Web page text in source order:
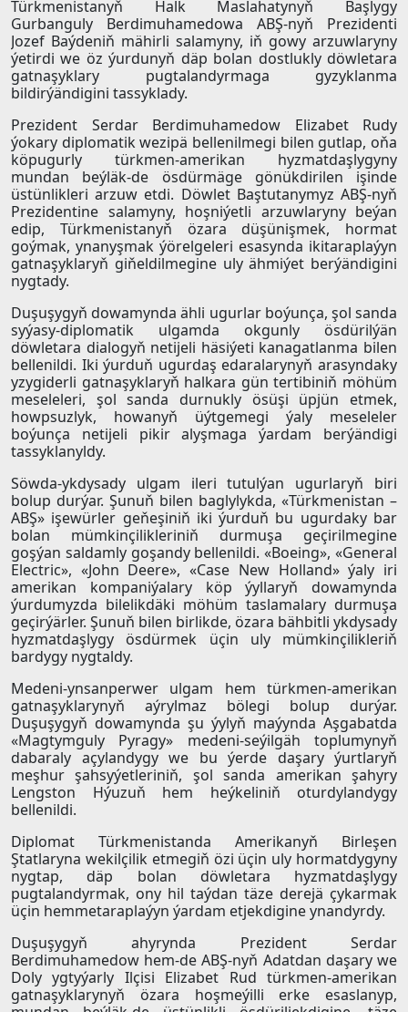
Türkmenistanyň Halk Maslahatynyň Başlygy
Gurbanguly Berdimuhamedowa ABŞ-nyň Prezidenti
Jozef Baýdeniň mähirli salamyny, iň gowy arzuwlaryny
ýetirdi we öz ýurdunyň däp bolan dostlukly döwletara
gatnaşyklary pugtalandyrmaga gyzyklanma
bildirýändigini tassyklady.
Prezident Serdar Berdimuhamedow Elizabet Rudy
ýokary diplomatik wezipä bellenilmegi bilen gutlap, oňa
köpugurly türkmen-amerikan hyzmatdaşlygyny
mundan beýläk-de ösdürmäge gönükdirilen işinde
üstünlikleri arzuw etdi. Döwlet Baştutanymyz ABŞ-nyň
Prezidentine salamyny, hoşniýetli arzuwlaryny beýan
edip, Türkmenistanyň özara düşünişmek, hormat
goýmak, ynanyşmak ýörelgeleri esasynda ikitaraplaýyn
gatnaşyklaryň giňeldilmegine uly ähmiýet berýändigini
nygtady.
Duşuşygyň dowamynda ähli ugurlar boýunça, şol sanda
syýasy-diplomatik ulgamda okgunly ösdürilýän
döwletara dialogyň netijeli häsiýeti kanagatlanma bilen
bellenildi. Iki ýurduň ugurdaş edaralarynyň arasyndaky
yzygiderli gatnaşyklaryň halkara gün tertibiniň möhüm
meseleleri, şol sanda durnukly ösüşi üpjün etmek,
howpsuzlyk, howanyň üýtgemegi ýaly meseleler
boýunça netijeli pikir alyşmaga ýardam berýändigi
tassyklanyldy.
Söwda-ykdysady ulgam ileri tutulýan ugurlaryň biri
bolup durýar. Şunuň bilen baglylykda, «Türkmenistan –
ABŞ» işewürler geňeşiniň iki ýurduň bu ugurdaky bar
bolan mümkinçilikleriniň durmuşa geçirilmegine
goşýan saldamly goşandy bellenildi. «Boeing», «General
Electric», «John Deere», «Case New Holland» ýaly iri
amerikan kompaniýalary köp ýyllaryň dowamynda
ýurdumyzda bilelikdäki möhüm taslamalary durmuşa
geçirýärler. Şunuň bilen birlikde, özara bähbitli ykdysady
hyzmatdaşlygy ösdürmek üçin uly mümkinçilikleriň
bardygy nygtaldy.
Medeni-ynsanperwer ulgam hem türkmen-amerikan
gatnaşyklarynyň aýrylmaz bölegi bolup durýar.
Duşuşygyň dowamynda şu ýylyň maýynda Aşgabatda
«Magtymguly Pyragy» medeni-seýilgäh toplumynyň
dabaraly açylandygy we bu ýerde daşary ýurtlaryň
meşhur şahsyýetleriniň, şol sanda amerikan şahyry
Lengston Hýuzuň hem heýkeliniň oturdylandygy
bellenildi.
Diplomat Türkmenistanda Amerikanyň Birleşen
Ştatlaryna wekilçilik etmegiň özi üçin uly hormatdygyny
nygtap, däp bolan döwletara hyzmatdaşlygy
pugtalandyrmak, ony hil taýdan täze derejä çykarmak
üçin hemmetaraplaýyn ýardam etjekdigine ynandyrdy.
Duşuşygyň ahyrynda Prezident Serdar
Berdimuhamedow hem-de ABŞ-nyň Adatdan daşary we
Doly ygtyýarly Ilçisi Elizabet Rud türkmen-amerikan
gatnaşyklarynyň özara hoşmeýilli erke esaslanyp,